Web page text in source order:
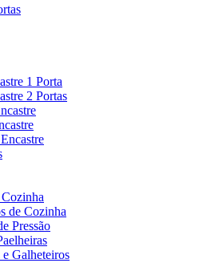
1 Porta
2 Portas
de Cozinha
Pressão
Galheteiros